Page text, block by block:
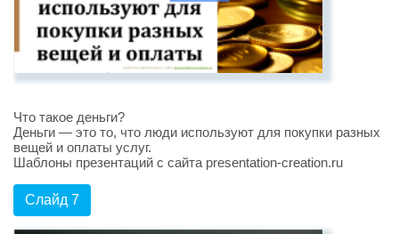
Что такое деньги?
Деньги — это то, что люди используют для покупки разных
вещей и оплаты услуг.
Шаблоны презентаций с сайта presentation-creation.ru
Слайд 7